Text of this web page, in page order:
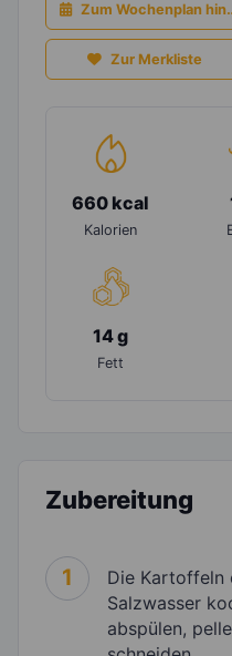
Zum Wochenplan
Zur Merkliste
660 kcal
Kalorien
14 g
Fett
Zubereitung
1
Die Kartoffeln
Salzwasser
abspülen,